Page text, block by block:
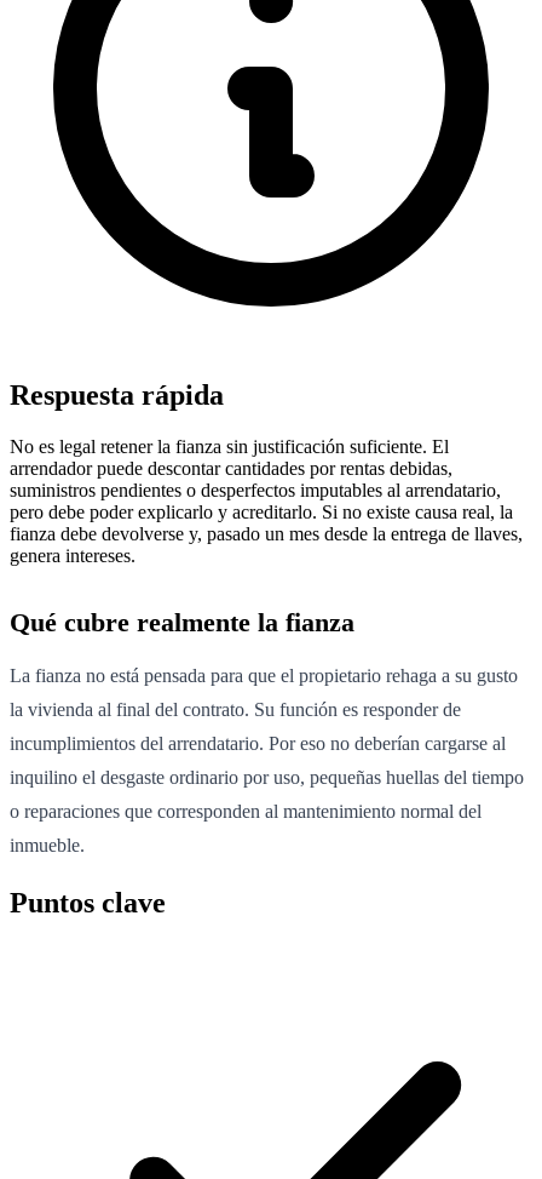
Respuesta rápida
No es legal retener la fianza sin justificación suficiente. El
arrendador puede descontar cantidades por rentas debidas,
suministros pendientes o desperfectos imputables al arrendatario,
pero debe poder explicarlo y acreditarlo. Si no existe causa real, la
fianza debe devolverse y, pasado un mes desde la entrega de llaves,
genera intereses.
Qué cubre realmente la fianza
La fianza no está pensada para que el propietario rehaga a su gusto
la vivienda al final del contrato. Su función es responder de
incumplimientos del arrendatario. Por eso no deberían cargarse al
inquilino el desgaste ordinario por uso, pequeñas huellas del tiempo
o reparaciones que corresponden al mantenimiento normal del
inmueble.
Puntos clave